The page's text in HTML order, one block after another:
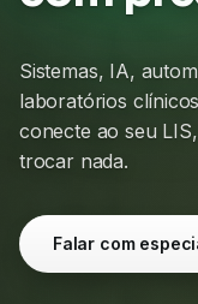
Sistemas, IA,
laboratórios
conecte ao seu
trocar nada.
Falar com